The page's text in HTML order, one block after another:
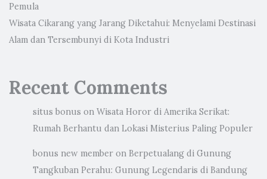
Pemula
Wisata Cikarang yang Jarang Diketahui: Menyelami Destinasi
Alam dan Tersembunyi di Kota Industri
Recent Comments
situs bonus on Wisata Horor di Amerika Serikat:
Rumah Berhantu dan Lokasi Misterius Paling Populer
bonus new member on Berpetualang di Gunung
Tangkuban Perahu: Gunung Legendaris di Bandung